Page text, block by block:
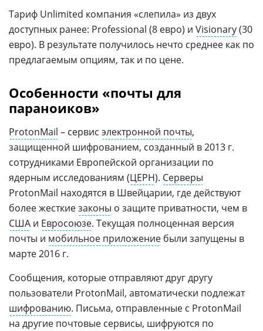
Тариф Unlimited компания «слепила» из двух
доступных ранее: Professional (8 евро) и Visionary(30
евро). В результате получилось нечто среднее как по
предлагаемым опциям, так и по цене.
Особенности «почты для
параноиков»
ProtonMail – сервис электронной почты,
защищенной шифрованием, созданный в 2013 г.
сотрудниками Европейской организации по
ядерным исследованиям (ЦЕРН). Серверы
ProtonMail находятся в Швейцарии, где действуют
более жесткиезаконы о защите приватности, чем в
США и Евросоюзе. Текущая полноценная версия
почты и мобильное приложение были запущены в
марте 2016 г.
Сообщения, которые отправляют друг другу
пользователи ProtonMail, автоматически подлежат
шифрованию. Письма, отправленные с ProtonMail
на другие почтовые сервисы, шифруются по